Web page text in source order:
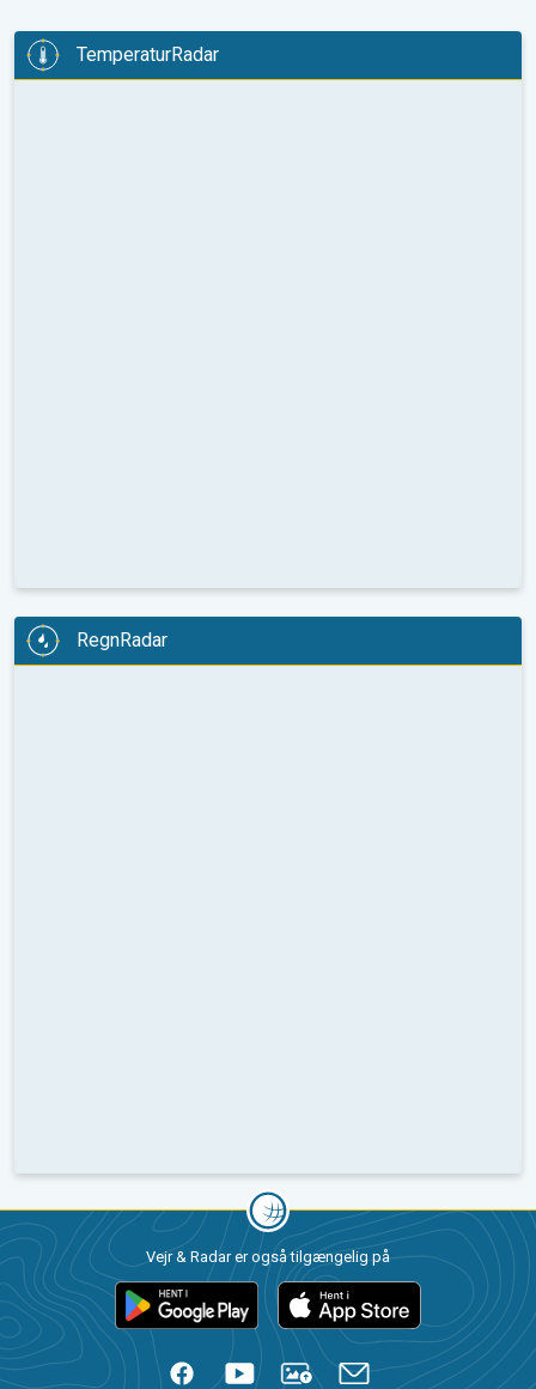
TemperaturRadar
RegnRadar
Vejr & Radar er også tilgængelig på